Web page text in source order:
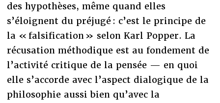
des hypothèses, même quand elles
s’éloignent du préjugé : c’est le principe de
la « falsification » selon Karl Popper. La
récusation méthodique est au fondement de
l’activité critique de la pensée — en quoi
elle s’accorde avec l’aspect dialogique de la
philosophie aussi bien qu’avec la